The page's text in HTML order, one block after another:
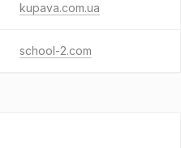
kupava.com.ua
school-2.com